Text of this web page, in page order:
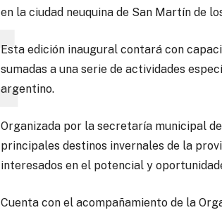
en la ciudad neuquina de San Martín de
Esta edición inaugural contará con
sumadas a una serie de actividades
argentino.
Organizada por la secretaría municipal
principales destinos invernales de la
interesados en el potencial y
Cuenta con el acompañamiento de la